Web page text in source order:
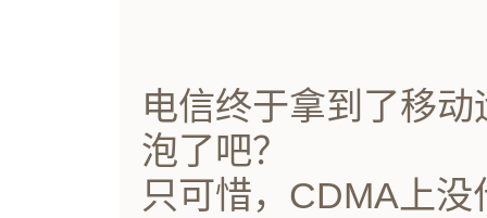
电信终于拿到了移
泡了吧？
只可惜，CDMA上